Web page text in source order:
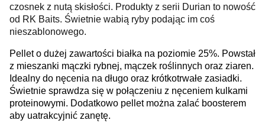
czosnek z nutą skisłości. Produkty z serii Durian to nowość
od RK Baits. Świetnie wabią ryby podając im coś
nieszablonowego.
Pellet o dużej zawartości białka na poziomie 25%. Powstał
z mieszanki mączki rybnej, mączek roślinnych oraz ziaren.
Idealny do nęcenia na długo oraz krótkotrwałe zasiadki.
Świetnie sprawdza się w połączeniu z nęceniem kulkami
proteinowymi. Dodatkowo pellet można zalać boosterem
aby uatrakcyjnić zanętę.